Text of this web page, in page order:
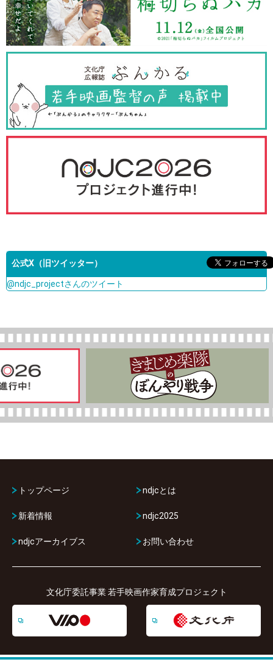
公式X（旧ツイッター）
@ndjc_projectさんのツイート
トップページ ndjcとは
新着情報 ndjc2025
ndjcアーカイブス お問い合わせ
文化庁委託事業 若手映画作家育成プロジェクト